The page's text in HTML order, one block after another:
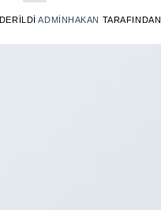
ADMINHAKAN TARAFINDAN